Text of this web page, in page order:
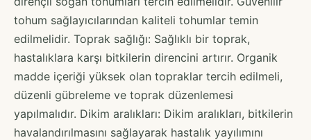
tohum sağlayıcılarından kaliteli tohumlar temin
edilmelidir. Toprak sağlığı: Sağlıklı bir toprak,
hastalıklara karşı bitkilerin direncini artırır. Organik
madde içeriği yüksek olan topraklar tercih edilmeli,
düzenli gübreleme ve toprak düzenlemesi
yapılmalıdır. Dikim aralıkları: Dikim aralıkları, bitkilerin
havalandırılmasını sağlayarak hastalık yayılımını